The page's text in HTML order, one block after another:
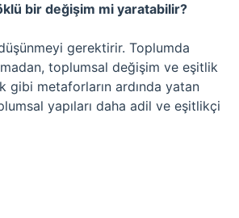
bir değişim mi yaratabilir?
gerektirir. Toplumda
toplumsal değişim ve eşitlik
gibi metaforların ardında yatan
yapıları daha adil ve eşitlikçi